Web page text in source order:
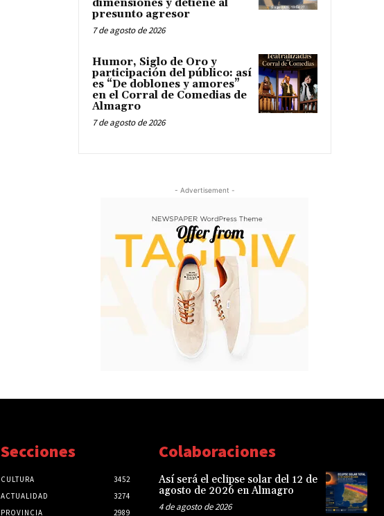
dimensiones y detiene al
presunto agresor
7 de agosto de 2026
Humor, Siglo de Oro y
participación del público: así
es “De doblones y amores”
en el Corral de Comedias de
Almagro
7 de agosto de 2026
- Advertisement -
Secciones
CULTURA
3452
ACTUALIDAD
3274
PROVINCIA
2989
Colaboraciones
Así será el eclipse solar del 12 de
agosto de 2026 en Almagro
4 de agosto de 2026